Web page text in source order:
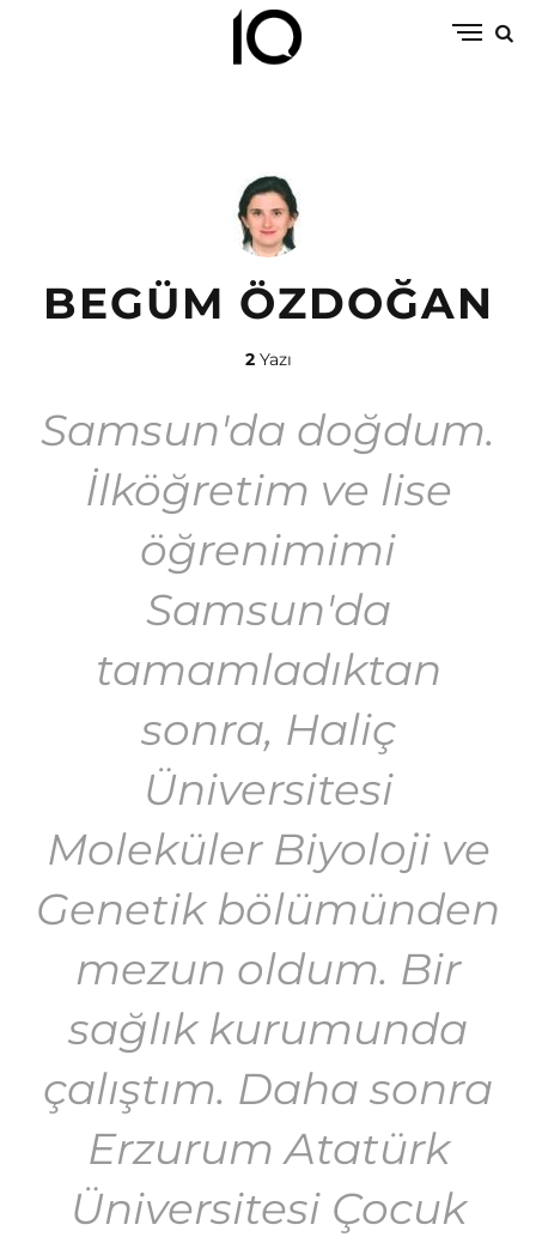
BEGÜM ÖZDOĞAN
2Yazı
Samsun'da doğdum.
İlköğretim ve lise
öğrenimimi
Samsun'da
tamamladıktan
sonra, Haliç
Üniversitesi
Moleküler Biyoloji ve
Genetik bölümünden
mezun oldum. Bir
sağlık kurumunda
çalıştım. Daha sonra
Erzurum Atatürk
Üniversitesi Çocuk